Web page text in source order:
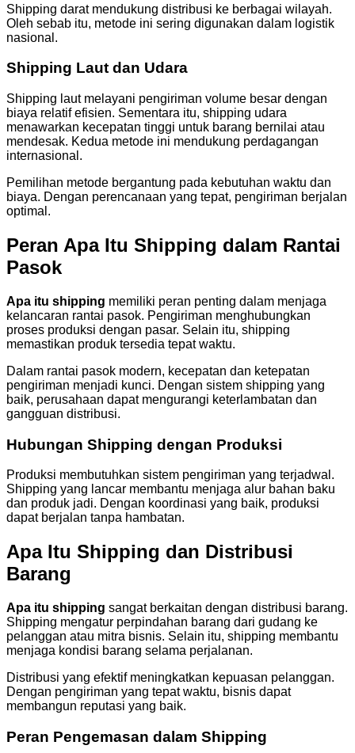
Shipping darat mendukung distribusi ke berbagai wilayah.
Oleh sebab itu, metode ini sering digunakan dalam logistik
nasional.
Shipping Laut dan Udara
Shipping laut melayani pengiriman volume besar dengan
biaya relatif efisien. Sementara itu, shipping udara
menawarkan kecepatan tinggi untuk barang bernilai atau
mendesak. Kedua metode ini mendukung perdagangan
internasional.
Pemilihan metode bergantung pada kebutuhan waktu dan
biaya. Dengan perencanaan yang tepat, pengiriman berjalan
optimal.
Peran Apa Itu Shipping dalam Rantai
Pasok
Apa itu shipping memiliki peran penting dalam menjaga
kelancaran rantai pasok. Pengiriman menghubungkan
proses produksi dengan pasar. Selain itu, shipping
memastikan produk tersedia tepat waktu.
Dalam rantai pasok modern, kecepatan dan ketepatan
pengiriman menjadi kunci. Dengan sistem shipping yang
baik, perusahaan dapat mengurangi keterlambatan dan
gangguan distribusi.
Hubungan Shipping dengan Produksi
Produksi membutuhkan sistem pengiriman yang terjadwal.
Shipping yang lancar membantu menjaga alur bahan baku
dan produk jadi. Dengan koordinasi yang baik, produksi
dapat berjalan tanpa hambatan.
Apa Itu Shipping dan Distribusi
Barang
Apa itu shipping sangat berkaitan dengan distribusi barang.
Shipping mengatur perpindahan barang dari gudang ke
pelanggan atau mitra bisnis. Selain itu, shipping membantu
menjaga kondisi barang selama perjalanan.
Distribusi yang efektif meningkatkan kepuasan pelanggan.
Dengan pengiriman yang tepat waktu, bisnis dapat
membangun reputasi yang baik.
Peran Pengemasan dalam Shipping